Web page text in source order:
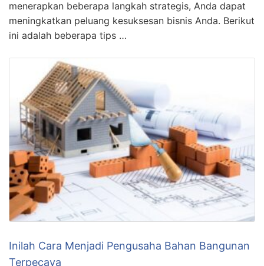
MARKETING >>> Cara Agar Bisnis Lebih Strategis dan
Sukses Membangun bisnis yang sukses bukanlah tugas
yang mudah. Ada begitu banyak faktor yang perlu
hingga manajemen keuangan. Namun, dengan
menerapkan beberapa langkah strategis, Anda dapat
meningkatkan peluang kesuksesan bisnis Anda. Berikut
ini adalah beberapa tips …